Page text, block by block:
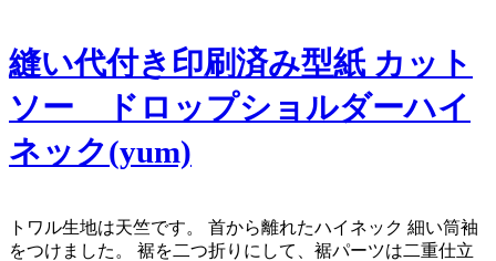
縫い代付き印刷済み型紙 カット
ソー ドロップショルダーハイ
ネック(yum)
​ トワル生地は天竺です。 首から離れたハイネック 細い筒袖
をつけました。 裾を二つ折りにして、裾パーツは二重仕立